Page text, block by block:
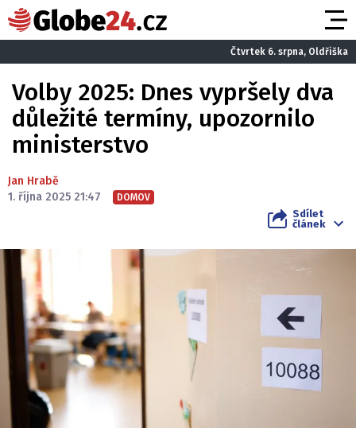
Čtvrtek 6. srpna, Oldřiška
Volby 2025: Dnes vypršely dva
důležité termíny, upozornilo
ministerstvo
Jan Hrabě
1. října 2025 21:47
DOMOV
Sdílet
článek